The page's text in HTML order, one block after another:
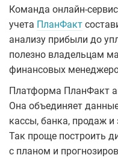
Команда онлайн-
учета ПланФакт
анализу прибыли до
полезно владельцам
финансовых
Платформа ПланФакт
Она объединяет
кассы, банка, продаж и
Так проще построить
с планом и